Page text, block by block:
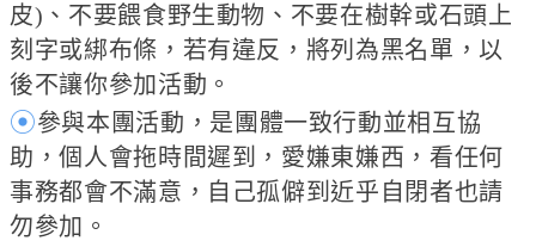
皮)、不要餵食野生動物、不要在樹幹或石頭上
刻字或綁布條，若有違反，將列為黑名單，以
後不讓你參加活動。
⦿參與本團活動，是團體一致行動並相互協
助，個人會拖時間遲到，愛嫌東嫌西，看任何
事務都會不滿意，自己孤僻到近乎自閉者也請
勿參加。